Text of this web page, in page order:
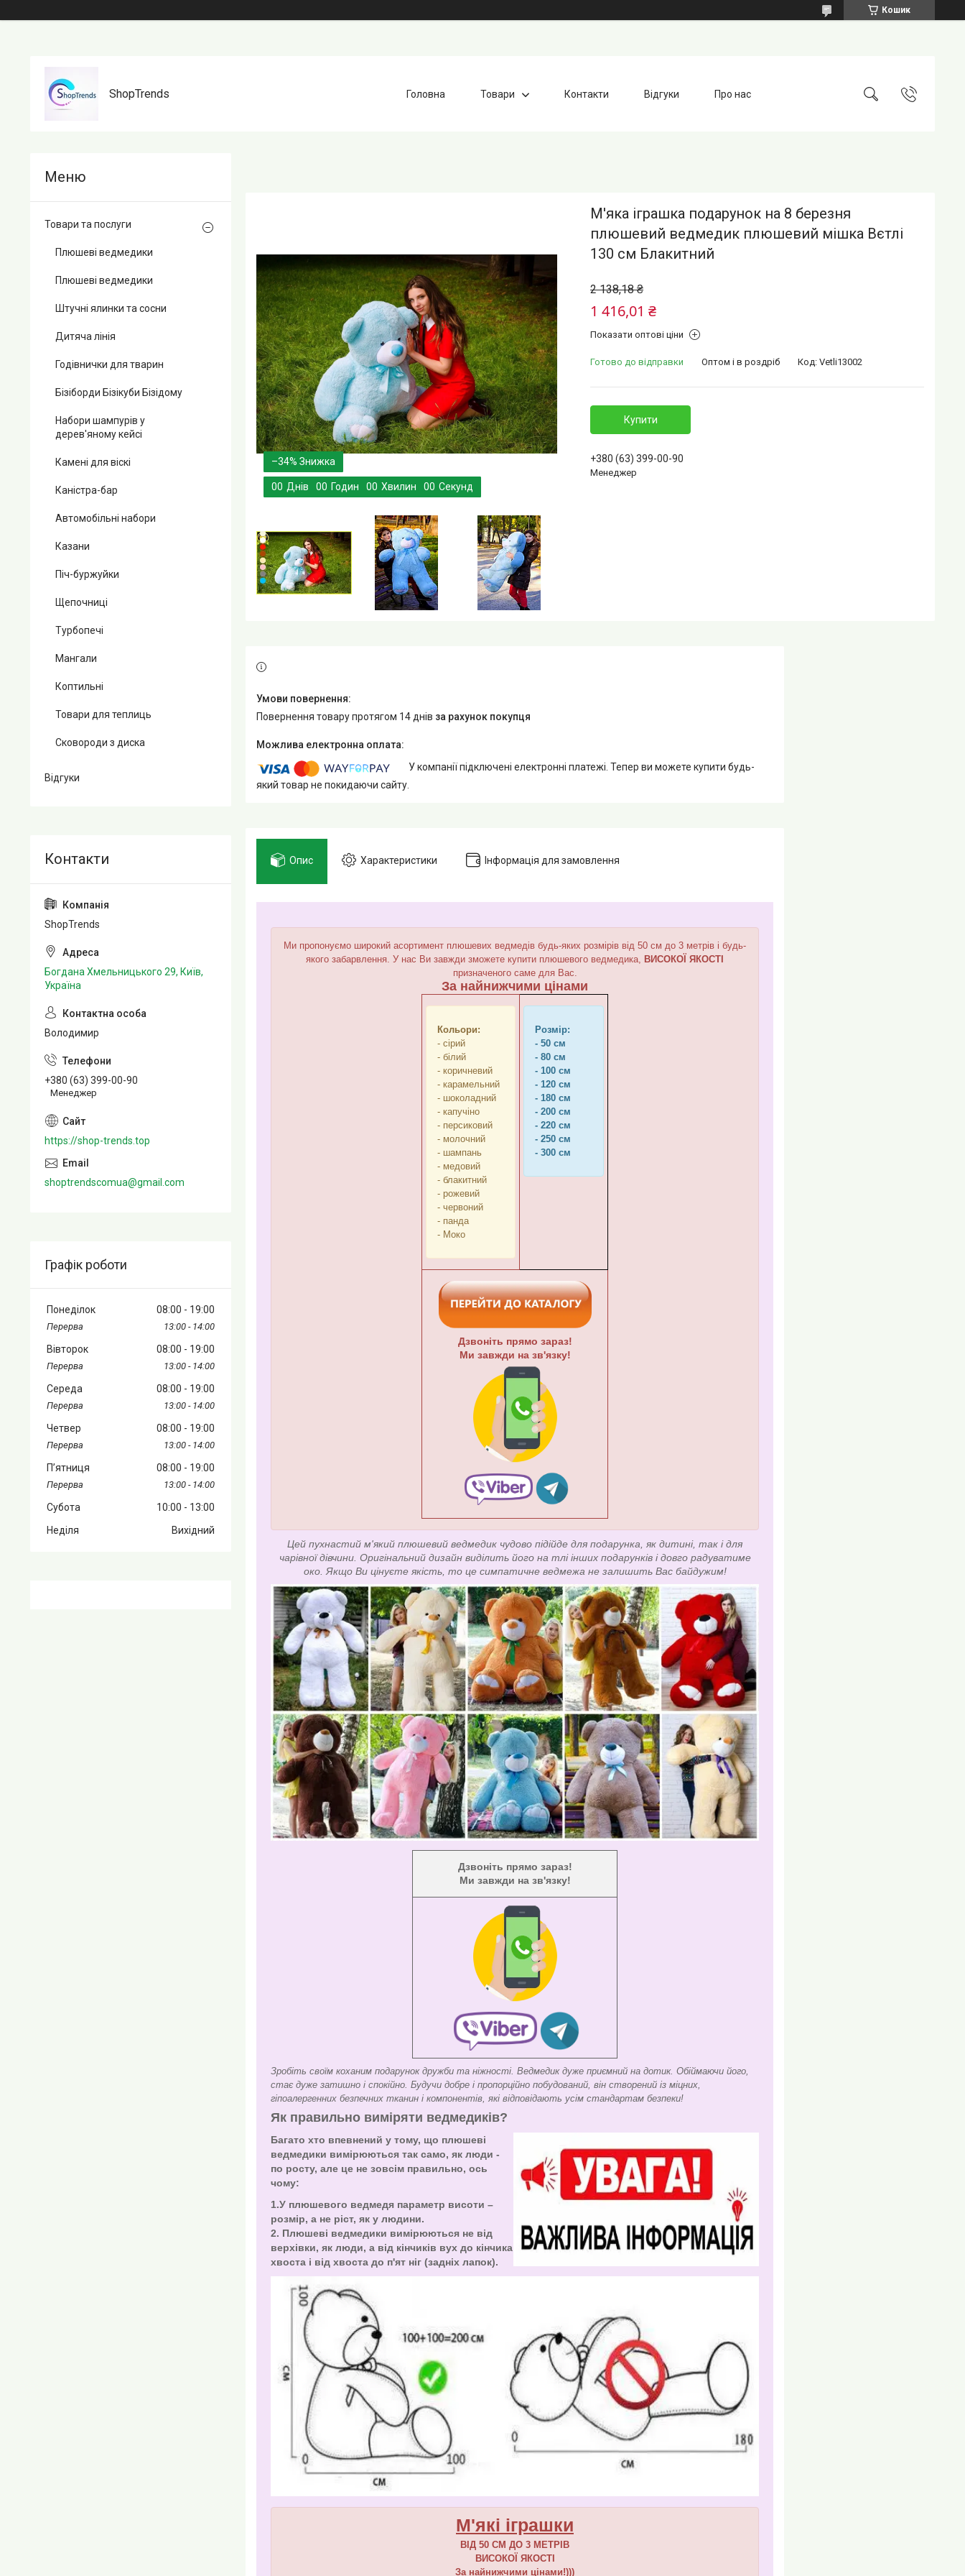
Кошик
ShopTrends Головна Товари Контакти Відгуки Про нас
–34%
00 Днів 00 Годин 00 Хвилин 00 Секунд
М'яка іграшка подарунок на 8 березня
плюшевий ведмедик плюшевий мішка Вєтлі
130 см Блакитний
2 138,18 ₴
1 416,01 ₴
Показати оптові ціни
Готово до відправки Оптом і в роздріб Код: Vetli13002
Купити
+380 (63) 399-00-90
Менеджер
повернення товару протягом 14 днів за рахунок покупця
У компанії підключені електронні платежі. Тепер ви можете купити будь-
який товар не покидаючи сайту.
Опис Характеристики Інформація для замовлення
Ми пропонуємо широкий асортимент плюшевих ведмедів будь-яких розмірів від 50 см до 3 метрів і будь-
якого забарвлення. У нас Ви завжди зможете купити плюшевого ведмедика, ВИСОКОЇ ЯКОСТІ
призначеного саме для Вас.
За найнижчими цінами
Кольори:
- сірий
- білий
- коричневий
- карамельний
- шоколадний
- капучіно
- персиковий
- молочний
- шампань
- медовий
- блакитний
- рожевий
- червоний
- панда
- Моко
Розмір:
- 50 см
- 80 см
- 100 см
- 120 см
- 180 см
- 200 см
- 220 см
- 250 см
- 300 см
Дзвоніть прямо зараз!
Ми завжди на зв'язку!
Цей пухнастий м'який плюшевий ведмедик чудово підійде для подарунка, як дитині, так і для
чарівної дівчини. Оригінальний дизайн виділить його на тлі інших подарунків і довго радуватиме
око. Якщо Ви цінуєте якість, то це симпатичне ведмежа не залишить Вас байдужим!
Дзвоніть прямо зараз!
Ми завжди на зв'язку!
Зробіть своїм коханим подарунок дружби та ніжності. Ведмедик дуже приємний на дотик. Обіймаючи його,
стає дуже затишно і спокійно. Будучи добре і пропорційно побудований, він створений із міцних,
гіпоалергенних безпечних тканин і компонентів, які відповідають усім стандартам безпеки!
Як правильно виміряти ведмедиків?
Багато хто впевнений у тому, що плюшеві
ведмедики вимірюються так само, як люди -
по росту, але це не зовсім правильно, ось
чому:
1.У плюшевого ведмедя параметр висоти –
розмір, а не ріст, як у людини.
2. Плюшеві ведмедики вимірюються не від
верхівки, як люди, а від кінчиків вух до кінчика
хвоста і від хвоста до п'ят ніг (задніх лапок).
М'які іграшки
ВІД 50 СМ ДО 3 МЕТРІВ
ВИСОКОЇ ЯКОСТІ
За найнижчими цінами!)))
Товари та послуги
Плюшеві ведмедики
Плюшеві ведмедики
Штучні ялинки та сосни
Дитяча лінія
Годівнички для тварин
Бізіборди Бізікуби Бізідому
Набори шампурів у
дерев'яному кейсі
Камені для віскі
Каністра-бар
Автомобільні набори
Казани
Піч-буржуйки
Щепочниці
Турбопечі
Мангали
Коптильні
Товари для теплиць
Сковороди з диска
Відгуки
ShopTrends
Богдана Хмельницького 29, Київ,
Україна
Володимир
+380 (63) 399-00-90
Менеджер
https://shop-trends.top
shoptrendscomua@gmail.com
Графік роботи
Понеділок 08:00 19:00
13:00 14:00
Вівторок 08:00 19:00
13:00 14:00
Середа 08:00 19:00
13:00 14:00
Четвер 08:00 19:00
13:00 14:00
Пʼятниця 08:00 19:00
13:00 14:00
Субота 10:00
13:00
Неділя
Вихідний